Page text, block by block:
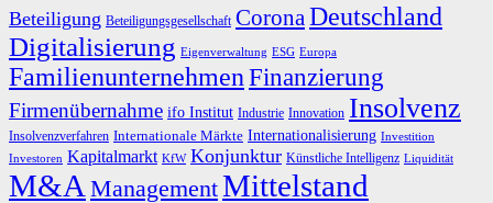
Beteiligung Beteiligungsgesellschaft Corona Deutschland
Digitalisierung Eigenverwaltung ESG Europa
Familienunternehmen Finanzierung
Firmenübernahme ifo Institut Industrie Innovation Insolvenz
Insolvenzverfahren Internationale Märkte Internationalisierung Investition
Investoren Kapitalmarkt KfW Konjunktur Künstliche Intelligenz Liquidität
M&A ManagementMittelstand